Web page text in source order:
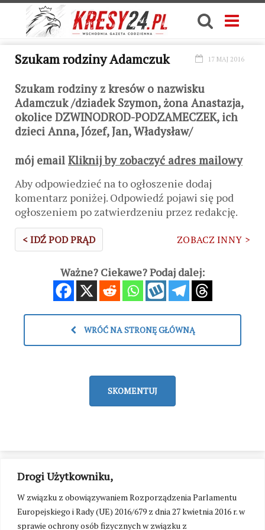
Drogi Użytkowniku,
W związku z obowiązywaniem Rozporządzenia Parlamentu
Europejskiego i Rady (UE) 2016/679 z dnia 27 kwietnia 2016 r. w
sprawie ochrony osób fizycznych w związku z
Szukam rodziny Adamczuk 17 MAJ 2016
Szukam rodziny z kresów o nazwisku
Adamczuk /dziadek Szymon, żona Anastazja,
okolice DZWINODROD-PODZAMECZEK, ich
dzieci Anna, Józef, Jan, Władysław/
mój email Kliknij by zobaczyć adres mailowy
Aby odpowiedzieć na to ogłoszenie dodaj
komentarz poniżej. Odpowiedź pojawi się pod
ogłoszeniem po zatwierdzeniu przez redakcję.
< IDŹ POD PRĄD ZOBACZ INNY >
Ważne? Ciekawe? Podaj dalej:
WRÓĆ NA STRONĘ GŁÓWNĄ
SKOMENTUJ